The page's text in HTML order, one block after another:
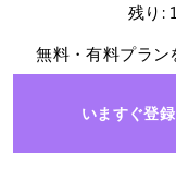
残り:
無料・有料プラン
いますぐ登録